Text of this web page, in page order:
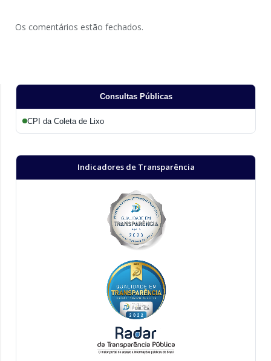
Os comentários estão fechados.
Consultas Públicas
CPI da Coleta de Lixo
Indicadores de Transparência